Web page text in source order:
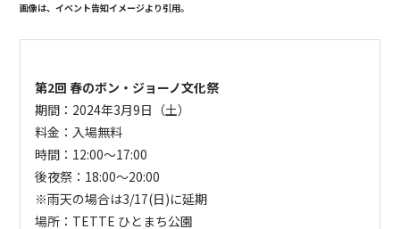
画像は、イベント告知イメージより引用。
第2回 春のボン・ジョーノ文化祭
期間： 2024年3月9日（土）
料金：入場無料
時間：12:00〜17:00
後夜祭：18:00～20:00
※雨天の場合は3/17(日)に延期
場所：TETTE ひとまち公園